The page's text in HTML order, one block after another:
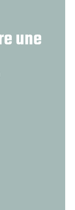
une